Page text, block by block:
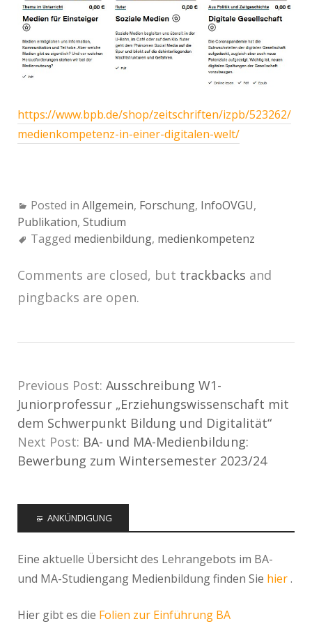
https://www.bpb.de/shop/zeitschriften/izpb/523262/
medienkompetenz-in-einer-digitalen-welt/
Posted in Allgemein, Forschung, InfoOVGU,
Publikation, Studium
Tagged medienbildung, medienkompetenz
Comments are closed, but trackbacks and
pingbacks are open.
Previous Post: Ausschreibung W1-
Juniorprofessur „Erziehungswissenschaft mit
dem Schwerpunkt Bildung und Digitalität“
Next Post: BA- und MA-Medienbildung:
Bewerbung zum Wintersemester 2023/24
ANKÜNDIGUNG
Eine aktuelle Übersicht des Lehrangebots im BA-
und MA-Studiengang Medienbildung finden Sie hier.
Hier gibt es die Folien zur Einführung BA